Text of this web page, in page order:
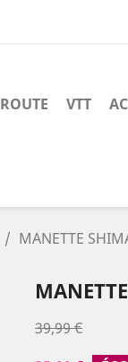
ROUTE VTT
MANETTE
39,99 €